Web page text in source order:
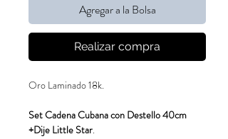
Agregar a la Bolsa
Realizar compra
Oro Laminado 18k.
Set Cadena Cubana con Destello 40cm
+Dije Little Star.